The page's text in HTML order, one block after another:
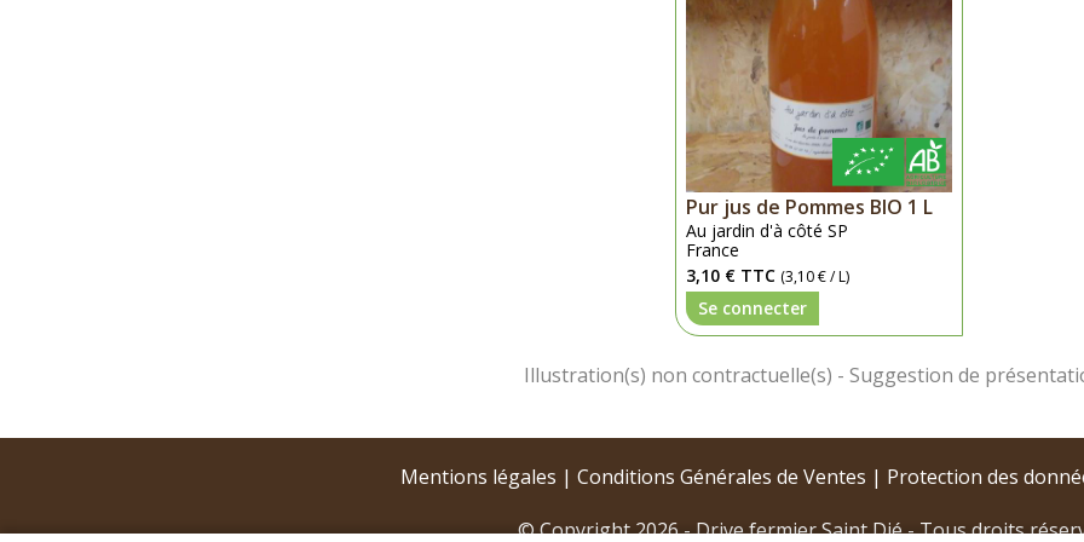
Pur jus de Pommes BIO 1 L
Au jardin d'à côté SP
France
3,10 € TTC (3,10 € / L)
Se connecter
Mentions légales | Conditions Générales de Ventes | Protection des
© Copyright 2026 - Drive fermier Saint Dié - Tous droits